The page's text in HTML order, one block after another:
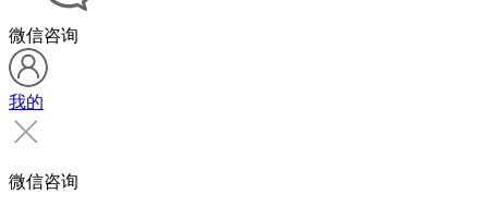
微信咨询
我的
微信咨询